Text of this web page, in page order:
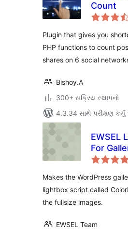
Count
Plugin that gives you
PHP functions to count
shares on 6 social
Bishoy.A
300+ સક્રિય સ્થાપનો
4.3.34 સાથે પરીક્ષણ
EWSEL
For
Makes the WordPress
lightbox script called
the fullsize images.
EWSEL Team